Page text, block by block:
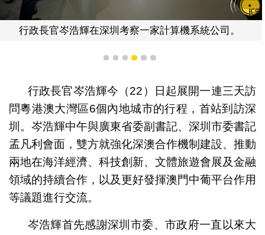
長官岑浩輝在深圳考察一家計算機系統公司。
1 2 3 4 5 6
行政長官岑浩輝今（22）日起展開一連三天訪
問粵港澳大灣區6個內地城市的行程，首站到訪深
圳。岑浩輝中午與廣東省委副書記、深圳市委書記
孟凡利會面，雙方就強化深澳合作機制建設、推動
兩地在海洋經濟、科技創新、文體旅遊會展及金融
領域的持續合作，以及更好發揮澳門中葡平台作用
等議題進行交流。
岑浩輝首先感謝深圳市委、市政府一直以來大